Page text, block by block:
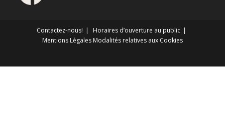
Contactez-nous!
Horaires d’ouverture au public
Mentions Légales Modalités relatives aux Cookies